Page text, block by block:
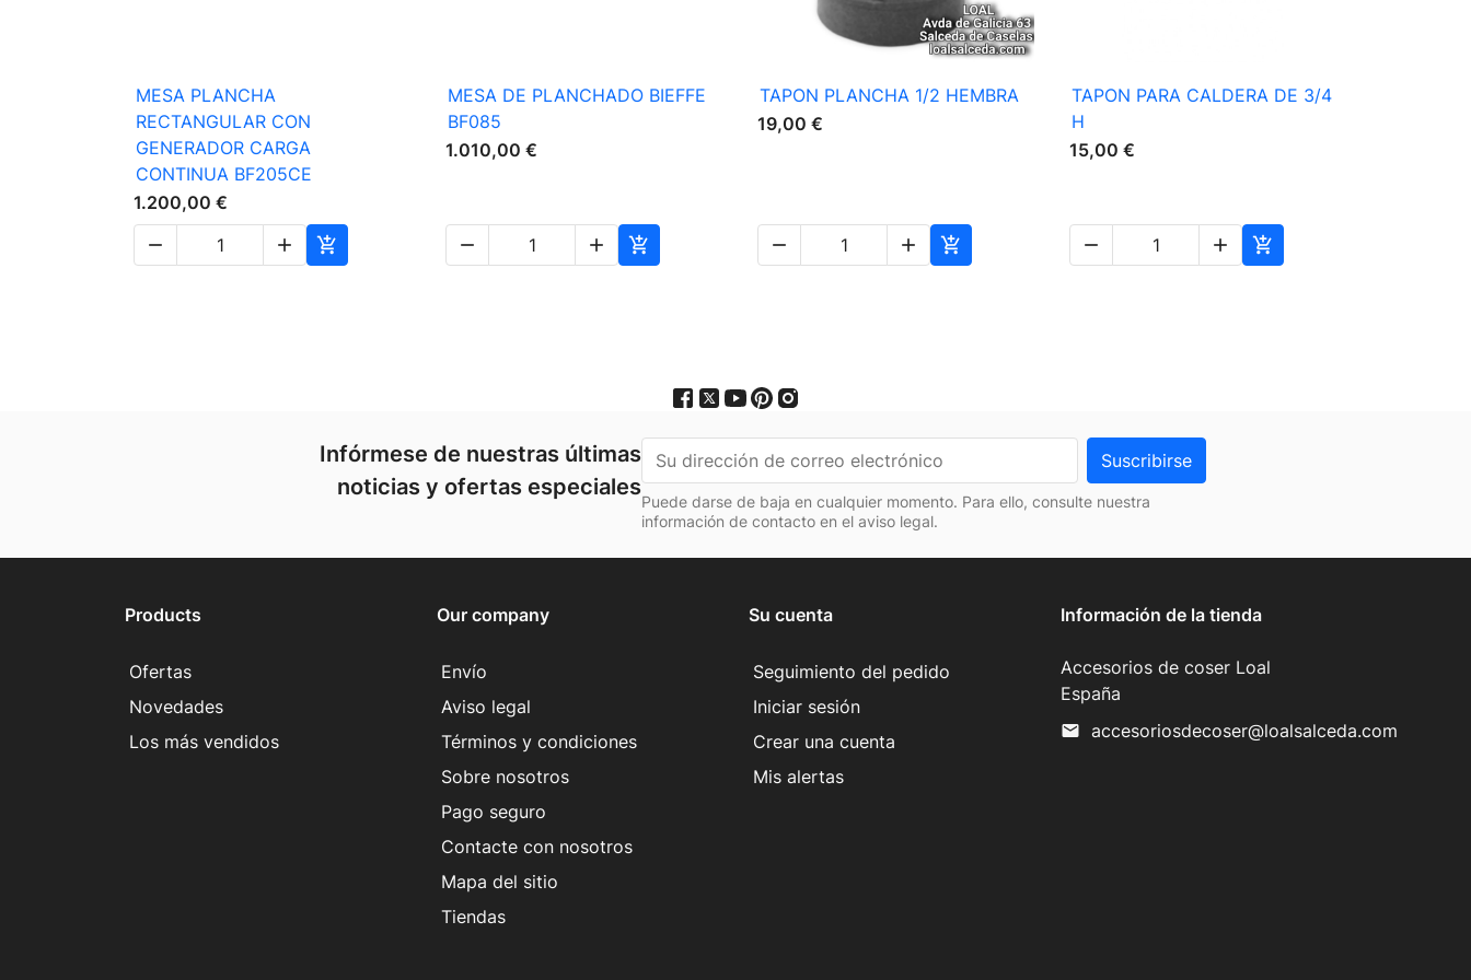
Vista rápida
MESA PLANCHA
RECTANGULAR CON
GENERADOR CARGA
CONTINUA BF205CE
1.200,00 €

 
Vista rápida
MESA DE PLANCHADO BIEFFE
BF085
1.010,00 €
  
Vista rápida
TAPON PLANCHA 1/2 HEMBRA
19,00 €
  
Vista rápida
TAPON PARA CALDERA DE 3/4
H
15,00 €
  
Infórmese de nuestras últimas
noticias y ofertas especiales
Puede darse de baja en cualquier momento. Para ello, consulte nuestra
información de contacto en el aviso legal.
Products
Ofertas
Novedades
Los más vendidos
Our company
Envío
Aviso legal
Términos y condiciones
Sobre nosotros
Pago seguro
Contacte con nosotros
Mapa del sitio
Tiendas
Su cuenta
Seguimiento del pedido
Iniciar sesión
Crear una cuenta
Mis alertas
Información de la tienda
Accesorios de coser Loal
España
mail accesoriosdecoser@loalsalceda.com